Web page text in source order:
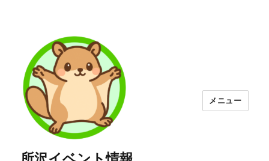
メニュー